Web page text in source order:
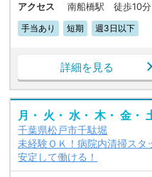
アクセス
南船橋駅 徒歩10分
手当あり 短期 週3日以下
詳細を見る
月・ 火・ 水・ 木・ 金・
千葉県松戸市千駄堀
未経験ＯＫ！病院内清掃ス
安定して働ける！